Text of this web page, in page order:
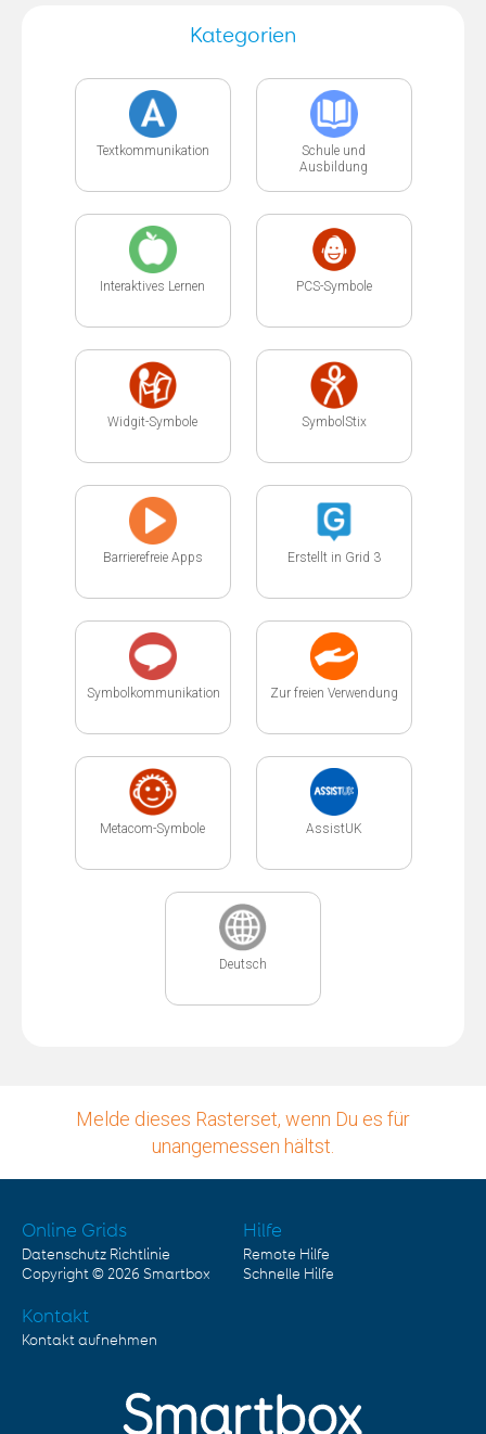
Kategorien
Textkommunikation
Schule und
Ausbildung
Interaktives Lernen PCS-Symbole
Widgit-Symbole SymbolStix
Barrierefreie Apps Erstellt in Grid 3
Symbolkommunikation Zur freien Verwendung
Metacom-Symbole AssistUK
Deutsch
Melde dieses Rasterset, wenn Du es für
unangemessen hältst.
Online Grids
Datenschutz Richtlinie
Copyright © 2026 Smartbox
Hilfe
Remote Hilfe
Schnelle Hilfe
Kontakt
Kontakt aufnehmen